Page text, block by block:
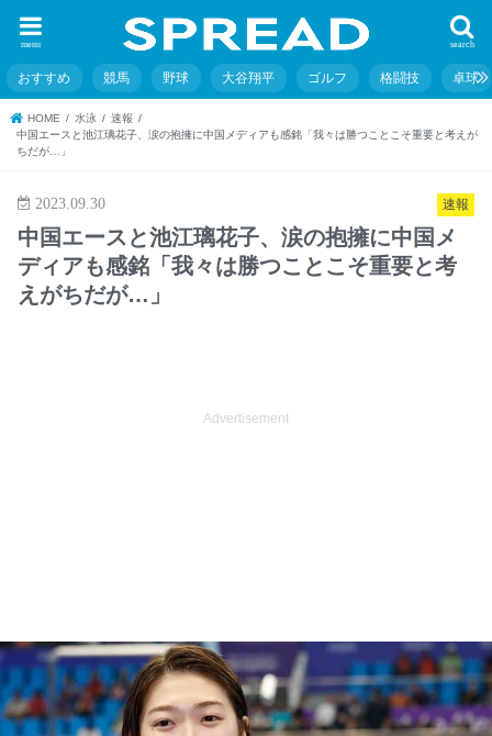
search
menu
おすすめ 競馬 野球 大谷翔平 ゴルフ 格闘技 卓球
HOME 水泳
速報
中国エースと池江璃花子、涙の抱擁に中国メディアも感銘「我々は勝つことこそ重要と考えが
ちだが…」
速報
2023.09.30
中国エースと池江璃花子、涙の抱擁に中国メ
ディアも感銘「我々は勝つことこそ重要と考
えがちだが…」
Advertisement